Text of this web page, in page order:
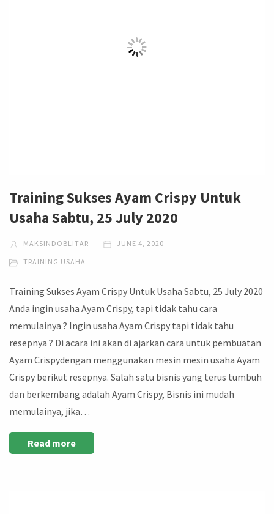
Training Sukses Ayam Crispy Untuk
Usaha Sabtu, 25 July 2020
MAKSINDOBLITAR JUNE 4, 2020
TRAINING USAHA
Training Sukses Ayam Crispy Untuk Usaha Sabtu, 25 July 2020
Anda ingin usaha Ayam Crispy, tapi tidak tahu cara
memulainya ? Ingin usaha Ayam Crispy tapi tidak tahu
resepnya ? Di acara ini akan di ajarkan cara untuk pembuatan
Ayam Crispydengan menggunakan mesin mesin usaha Ayam
Crispy berikut resepnya. Salah satu bisnis yang terus tumbuh
dan berkembang adalah Ayam Crispy, Bisnis ini mudah
memulainya, jika…
Read more